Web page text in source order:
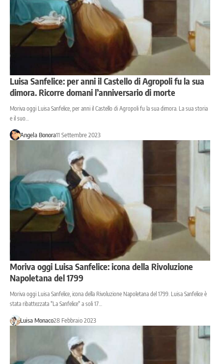
Luisa Sanfelice: per anni il Castello di Agropoli fu la sua
dimora. Ricorre domani l’anniversario di morte
Moriva oggi Luisa Sanfelice, per anni il Castello di Agropoli fu la sua dimora. La sua storia
e il suo…
Angela Bonora11 Settembre 2023
Moriva oggi Luisa Sanfelice: icona della Rivoluzione
Napoletana del 1799
Moriva oggi Luisa Sanfelice, icona della Rivoluzione Napoletana del 1799. Luisa Sanfelice è
stata ribattezzata "La Sanfelice" a soli 17…
Luisa Monaco28 Febbraio 2023